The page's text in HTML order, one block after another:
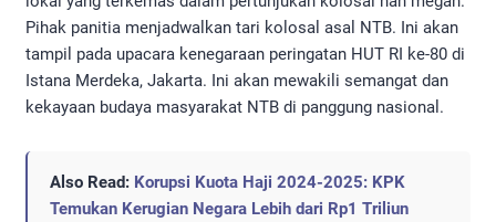
Pihak panitia menjadwalkan tari kolosal asal NTB. Ini akan
tampil pada upacara kenegaraan peringatan HUT RI ke-80 di
Istana Merdeka, Jakarta. Ini akan mewakili semangat dan
kekayaan budaya masyarakat NTB di panggung nasional.
Also Read: Korupsi Kuota Haji 2024-2025: KPK
Temukan Kerugian Negara Lebih dari Rp1 Triliun